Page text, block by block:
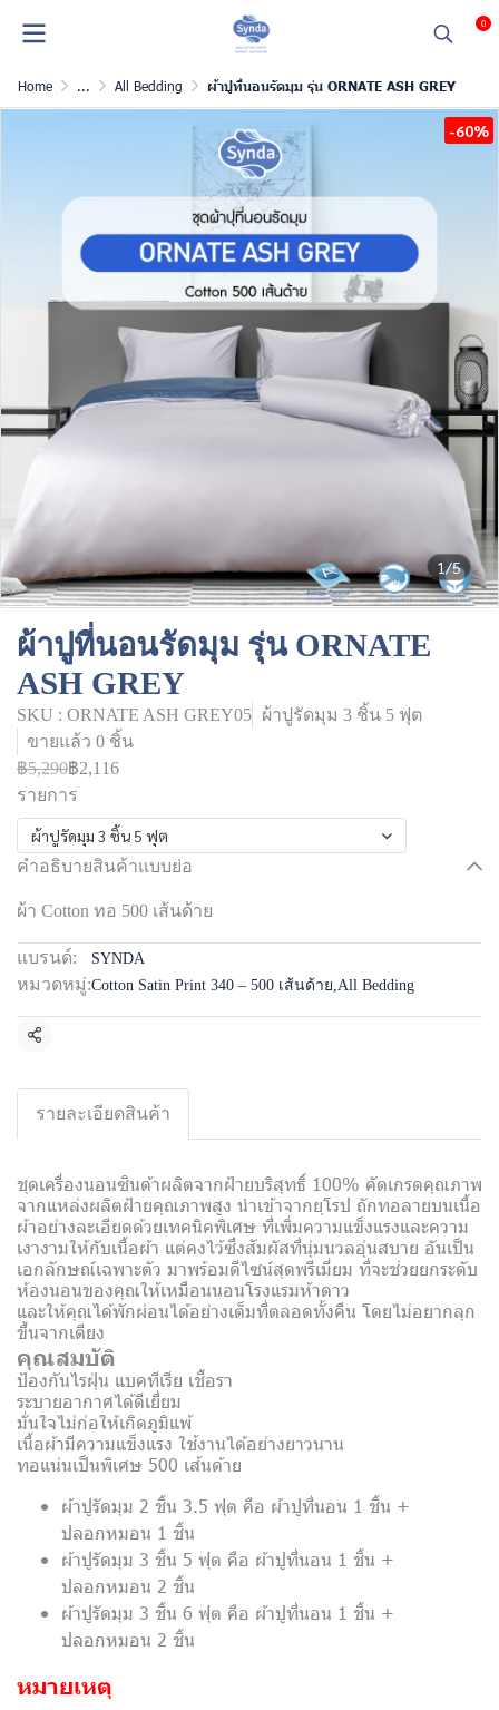
0
Home ... All Bedding ผ้าปูที่นอนรัดมุม รุ่น ORNATE ASH GREY
1/5
-60%
ผ้าปูที่นอนรัดมุม รุ่น ORNATE
ASH GREY
SKU : ORNATE ASH GREY05 ผ้าปูรัดมุม 3 ชิ้น 5 ฟุต
ขายแล้ว 0 ชิ้น
฿5,290฿2,116
รายการ
ผ้าปูรัดมุม 3 ชิ้น 5 ฟุต
คำอธิบายสินค้าแบบย่อ
ผ้า Cotton ทอ 500 เส้นด้าย
แบรนด์: SYNDA
หมวดหมู่:Cotton Satin Print 340 – 500 เส้นด้าย,All Bedding
แชร์
รายละเอียดสินค้า
ชุดเครื่องนอนซินด้าผลิตจากฝ้ายบริสุทธิ์ 100% คัดเกรดคุณภาพ
จากแหล่งผลิตฝ้ายคุณภาพสูง นำเข้าจากยุโรป ถักทอลายบนเนื้อ
ผ้าอย่างละเอียดด้วยเทคนิคพิเศษ ที่เพิ่มความแข็งแรงและความ
เงางามให้กับเนื้อผ้า แต่คงไว้ซึ่งสัมผัสที่นุ่มนวลอุ่นสบาย อันเป็น
เอกลักษณ์เฉพาะตัว มาพร้อมดีไซน์สุดพรีเมี่ยม ที่จะช่วยยกระดับ
ห้องนอนของคุณให้เหมือนนอนโรงแรมห้าดาว
และให้คุณได้พักผ่อนได้อย่างเต็มที่ตลอดทั้งคืน โดยไม่อยากลุก
ขึ้นจากเตียง
คุณสมบัติ
ป้องกันไรฝุ่น แบคทีเรีย เชื้อรา
ระบายอากาศได้ดีเยี่ยม
มั่นใจไม่ก่อให้เกิดภูมิแพ้
เนื้อผ้ามีความแข็งแรง ใช้งานได้อย่างยาวนาน
ทอแน่นเป็นพิเศษ 500 เส้นด้าย
ผ้าปูรัดมุม 2 ชิ้น 3.5 ฟุต คือ ผ้าปูที่นอน 1 ชิ้น +
ปลอกหมอน 1 ชิ้น
ผ้าปูรัดมุม 3 ชิ้น 5 ฟุต คือ ผ้าปูที่นอน 1 ชิ้น +
ปลอกหมอน 2 ชิ้น
ผ้าปูรัดมุม 3 ชิ้น 6 ฟุต คือ ผ้าปูที่นอน 1 ชิ้น +
ปลอกหมอน 2 ชิ้น
หมายเหตุ